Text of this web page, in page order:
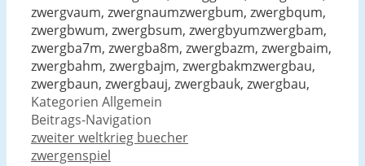
zwergvaum, zwergnaumzwergbum, zwergbqum,
zwergbwum, zwergbsum, zwergbyumzwergbam,
zwergba7m, zwergba8m, zwergbazm, zwergbaim,
zwergbahm, zwergbajm, zwergbakmzwergbau,
zwergbaun, zwergbauj, zwergbauk, zwergbau,
Kategorien Allgemein
Beitrags-Navigation
zweiter weltkrieg buecher
zwergenspiel